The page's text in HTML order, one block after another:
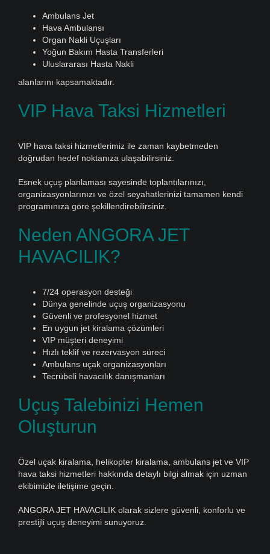
Ambulans Jet
Hava Ambulansı
Organ Nakli Uçuşları
Yoğun Bakım Hasta Transferleri
Uluslararası Hasta Nakli
alanlarını kapsamaktadır.
VIP Hava Taksi Hizmetleri
VIP hava taksi hizmetlerimiz ile zaman kaybetmeden
doğrudan hedef noktanıza ulaşabilirsiniz.
Esnek uçuş planlaması sayesinde toplantılarınızı,
organizasyonlarınızı ve özel seyahatlerinizi tamamen kendi
programınıza göre şekillendirebilirsiniz.
Neden ANGORA JET
HAVACILIK?
7/24 operasyon desteği
Dünya genelinde uçuş organizasyonu
Güvenli ve profesyonel hizmet
En uygun jet kiralama çözümleri
VIP müşteri deneyimi
Hızlı teklif ve rezervasyon süreci
Ambulans uçak organizasyonları
Tecrübeli havacılık danışmanları
Uçuş Talebinizi Hemen
Oluşturun
Özel uçak kiralama, helikopter kiralama, ambulans jet ve VIP
hava taksi hizmetleri hakkında detaylı bilgi almak için uzman
ekibimizle iletişime geçin.
ANGORA JET HAVACILIK olarak sizlere güvenli, konforlu ve
prestijli uçuş deneyimi sunuyoruz.